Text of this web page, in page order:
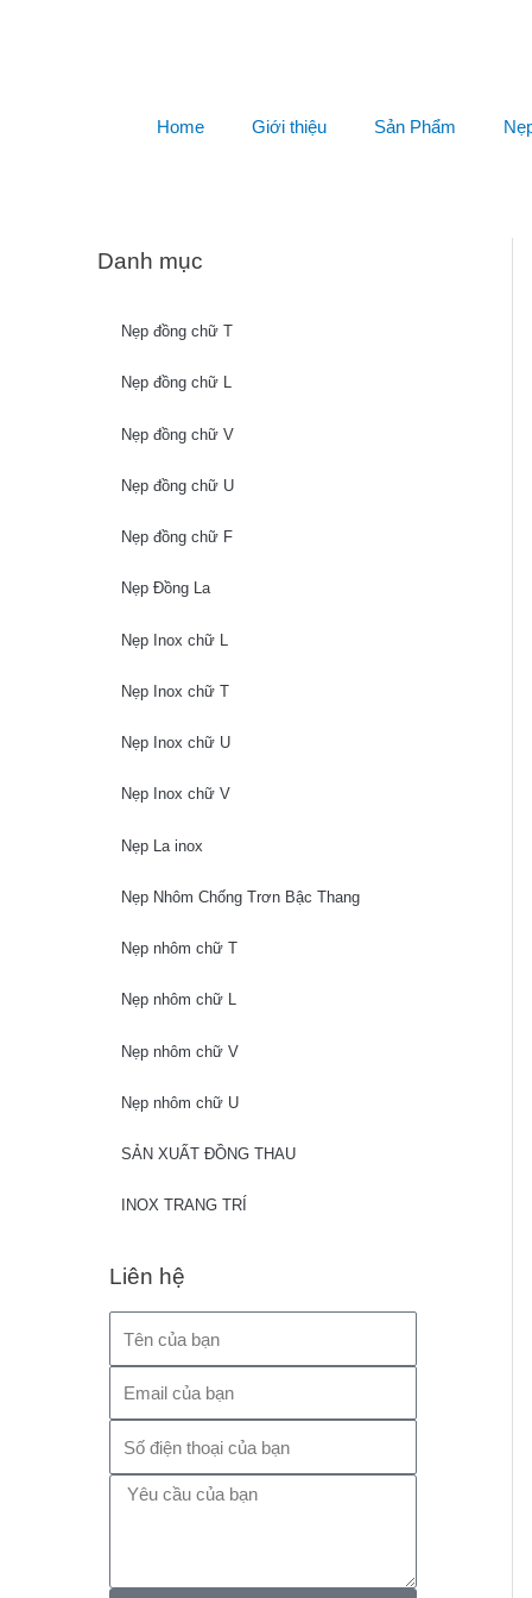
Home Giới thiệu Sản Phẩm
Danh mục
Nẹp đồng chữ T
Nẹp đồng chữ L
Nẹp đồng chữ V
Nẹp đồng chữ U
Nẹp đồng chữ F
Nẹp Đồng La
Nẹp Inox chữ L
Nẹp Inox chữ T
Nẹp Inox chữ U
Nẹp Inox chữ V
Nẹp La inox
Nẹp Nhôm Chống Trơn Bậc Thang
Nẹp nhôm chữ T
Nẹp nhôm chữ L
Nẹp nhôm chữ V
Nẹp nhôm chữ U
SẢN XUẤT ĐỒNG THAU
INOX TRANG TRÍ
Liên hệ